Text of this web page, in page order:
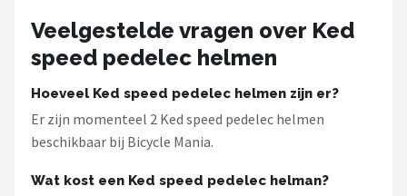
Veelgestelde vragen over Ked
speed pedelec helmen
Hoeveel Ked speed pedelec helmen zijn er?
Er zijn momenteel 2 Ked speed pedelec helmen
beschikbaar bij Bicycle Mania.
Wat kost een Ked speed pedelec helman?